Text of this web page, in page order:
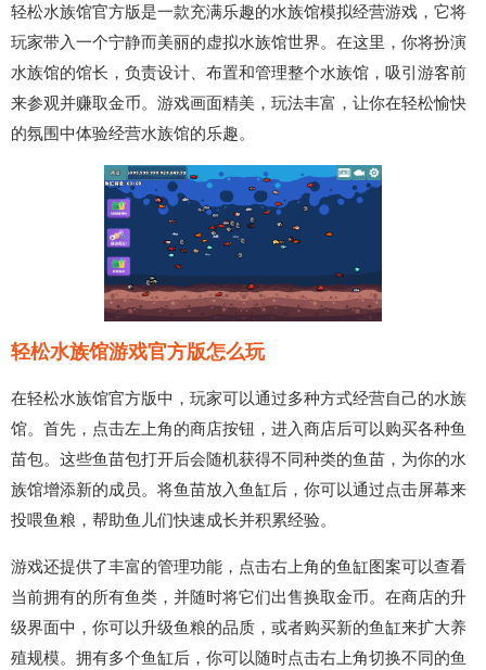
轻松水族馆官方版是一款充满乐趣的水族馆模拟经营游戏，它将
玩家带入一个宁静而美丽的虚拟水族馆世界。在这里，你将扮演
水族馆的馆长，负责设计、布置和管理整个水族馆，吸引游客前
来参观并赚取金币。游戏画面精美，玩法丰富，让你在轻松愉快
的氛围中体验经营水族馆的乐趣。
轻松水族馆游戏官方版怎么玩
在轻松水族馆官方版中，玩家可以通过多种方式经营自己的水族
馆。首先，点击左上角的商店按钮，进入商店后可以购买各种鱼
苗包。这些鱼苗包打开后会随机获得不同种类的鱼苗，为你的水
族馆增添新的成员。将鱼苗放入鱼缸后，你可以通过点击屏幕来
投喂鱼粮，帮助鱼儿们快速成长并积累经验。
游戏还提供了丰富的管理功能，点击右上角的鱼缸图案可以查看
当前拥有的所有鱼类，并随时将它们出售换取金币。在商店的升
级界面中，你可以升级鱼粮的品质，或者购买新的鱼缸来扩大养
殖规模。拥有多个鱼缸后，你可以随时点击右上角切换不同的鱼